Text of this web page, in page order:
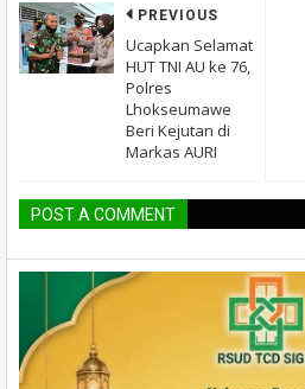
PREVIOUS
Ucapkan Selamat
HUT TNI AU ke 76,
Polres
Lhokseumawe
Beri Kejutan di
Markas AURI
POST A COMMENT